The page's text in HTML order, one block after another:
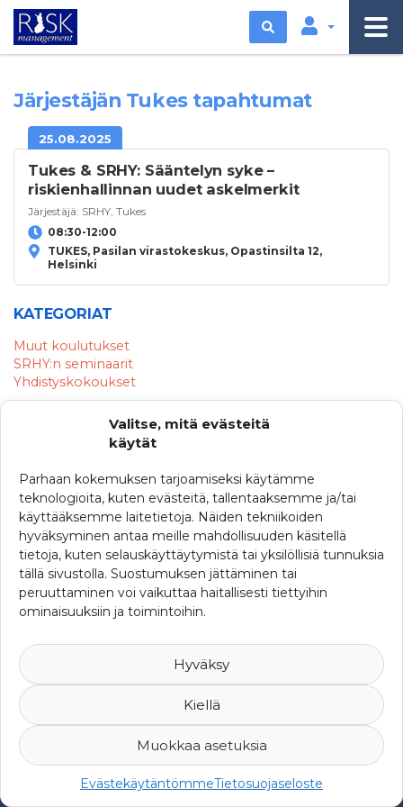
Valitse, mitä evästeitä
käytät
Parhaan kokemuksen tarjoamiseksi käytämme
teknologioita, kuten evästeitä, tallentaaksemme ja/tai
käyttääksemme laitetietoja. Näiden tekniikoiden
hyväksyminen antaa meille mahdollisuuden käsitellä
tietoja, kuten selauskäyttäytymistä tai yksilöllisiä tunnuksia
tällä sivustolla. Suostumuksen jättäminen tai
peruuttaminen voi vaikuttaa haitallisesti tiettyihin
ominaisuuksiin ja toimintoihin.
Hyväksy
Kiellä
Muokkaa asetuksia
EvästekäytäntömmeTietosuojaseloste
Etsi
Järjestäjän Tukes tapahtumat
25.08.2025
Tukes & SRHY: Sääntelyn syke –
riskienhallinnan uudet askelmerkit
Järjestäjä: SRHY, Tukes
08:30-12:00
TUKES, Pasilan virastokeskus, Opastinsilta 12,
Helsinki
KATEGORIAT
Muut koulutukset
SRHY:n seminaarit
Yhdistyskokoukset
© 2007-2026 Suomen Riskienhallintayhdistys ry -Yksityisyys ja
rekisteriseloste-Web Design Mediaani